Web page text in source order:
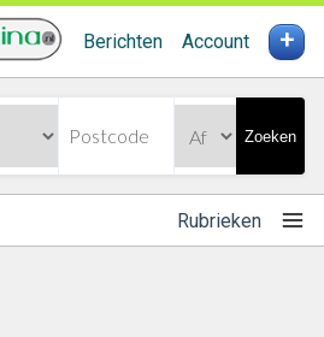
Berichten Account +
Zoeken
Rubrieken